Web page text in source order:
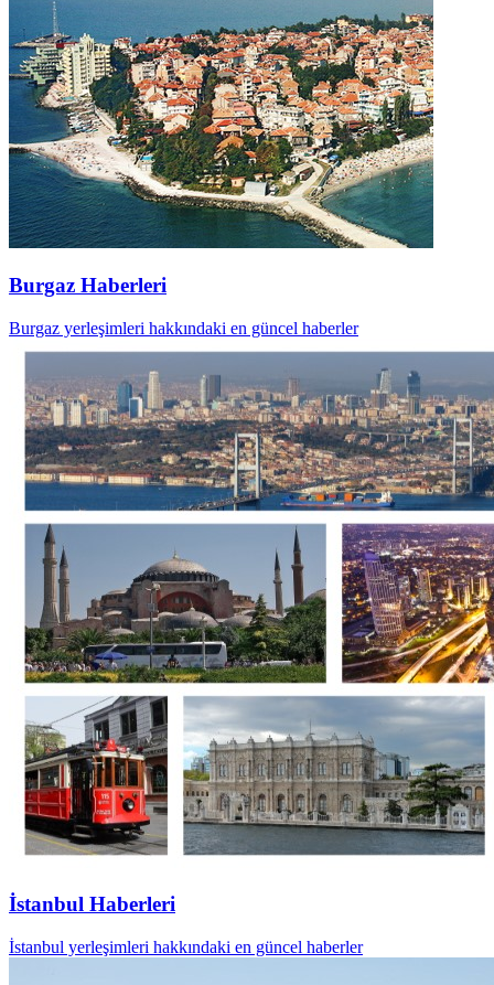
Burgaz Haberleri
Burgaz yerleşimleri hakkındaki en güncel haberler
İstanbul Haberleri
İstanbul yerleşimleri hakkındaki en güncel haberler